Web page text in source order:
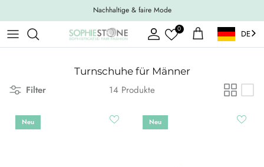
Nachhaltige & faire Mode
Konto
0
Einkaufswagen DE
Turnschuhe für Männer
Filter 14 Produkte
Neu Neu